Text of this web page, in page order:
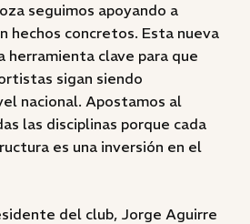
seguimos apoyando a
hechos concretos. Esta nueva
herramienta clave para que
sigan siendo
nacional. Apostamos al
las disciplinas porque cada
es una inversión en el
del club, Jorge Aguirre